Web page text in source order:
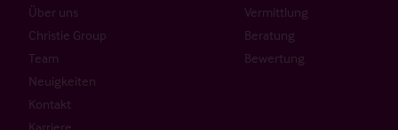
Über uns
Christie Group
Team
Neuigkeiten
Kontakt
Karriere
Vermittlung
Beratung
Bewertung